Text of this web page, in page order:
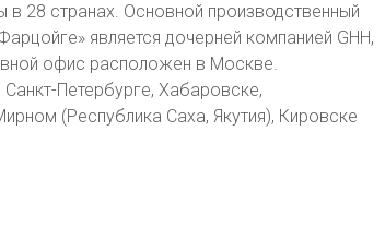
28 странах. Основной производственный
является дочерней компанией GHH,
офис расположен в Москве.
Петербурге, Хабаровске,
(Республика Саха, Якутия), Кировске